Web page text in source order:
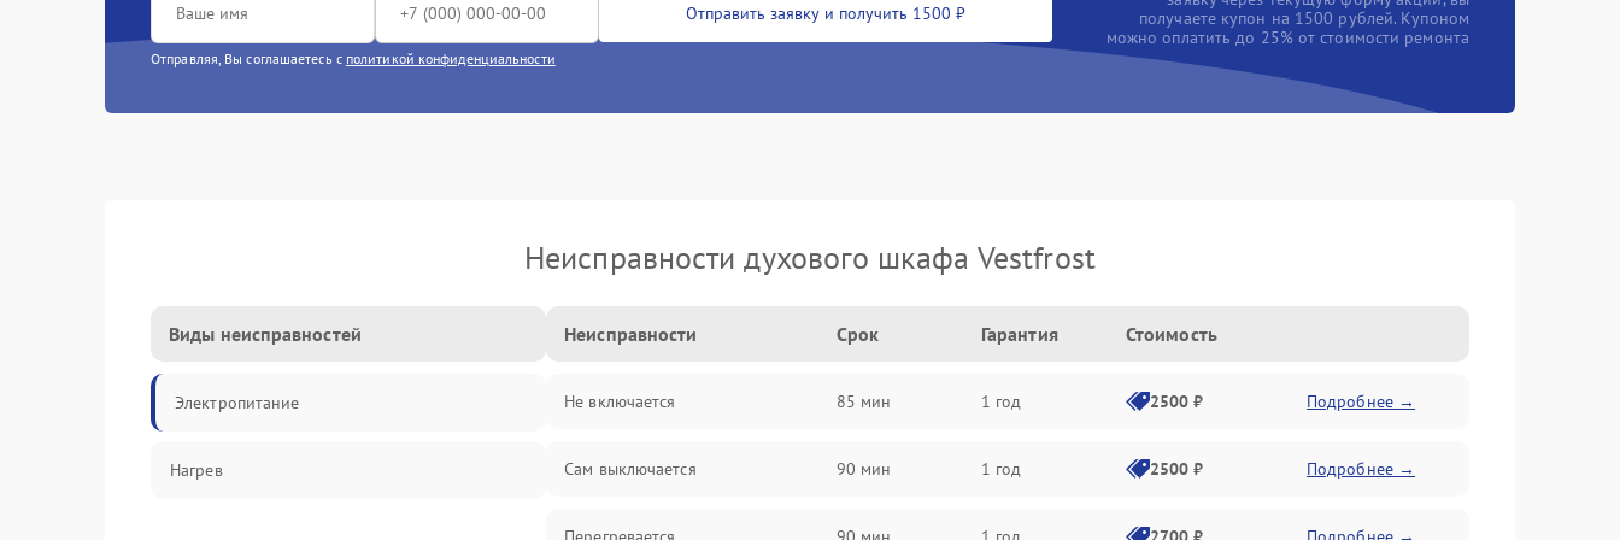
Отправить заявку и получить 1500 ₽
Отправляя, Вы соглашаетесь с политикой конфиденциальности
получаете купон на 1500 рублей. Купоном
можно оплатить до 25% от стоимости ремонта
Неисправности духового шкафа Vestfrost
Виды неисправностей
Электропитание
Нагрев
Неисправности Срок Гарантия Стоимость
Не включается 85 мин 1 год 2500 ₽ Подробнее →
Сам выключается 90 мин 1 год 2500 ₽ Подробнее →